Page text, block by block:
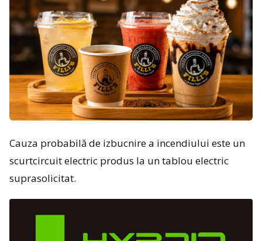
Cauza probabilă de izbucnire a incendiului este un
scurtcircuit electric produs la un tablou electric
suprasolicitat.